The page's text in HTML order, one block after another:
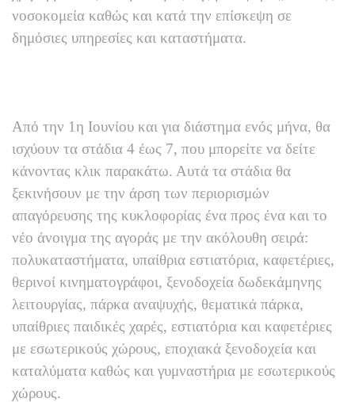
νοσοκομεία καθώς και κατά την επίσκεψη σε
δημόσιες υπηρεσίες και καταστήματα.
Από την 1η Ιουνίου και για διάστημα ενός μήνα, θα
ισχύουν τα στάδια 4 έως 7, που μπορείτε να δείτε
κάνοντας κλικ παρακάτω. Αυτά τα στάδια θα
ξεκινήσουν με την άρση των περιορισμών
απαγόρευσης της κυκλοφορίας ένα προς ένα και το
νέο άνοιγμα της αγοράς με την ακόλουθη σειρά:
πολυκαταστήματα, υπαίθρια εστιατόρια, καφετέριες,
θερινοί κινηματογράφοι, ξενοδοχεία δωδεκάμηνης
λειτουργίας, πάρκα αναψυχής, θεματικά πάρκα,
υπαίθριες παιδικές χαρές, εστιατόρια και καφετέριες
με εσωτερικούς χώρους, εποχιακά ξενοδοχεία και
καταλύματα καθώς και γυμναστήρια με εσωτερικούς
χώρους.